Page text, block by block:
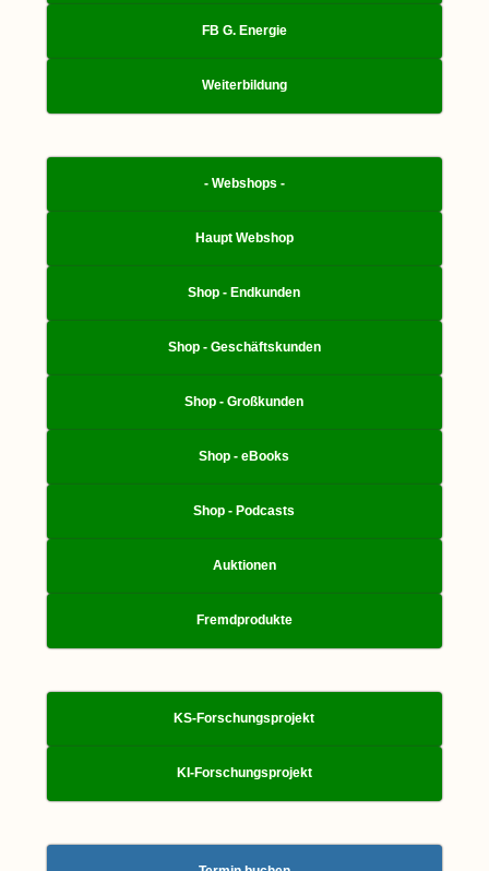
FB G. Energie
Weiterbildung
- Webshops -
Haupt Webshop
Shop - Endkunden
Shop - Geschäftskunden
Shop - Großkunden
Shop - eBooks
Shop - Podcasts
Auktionen
Fremdprodukte
KS-Forschungsprojekt
KI-Forschungsprojekt